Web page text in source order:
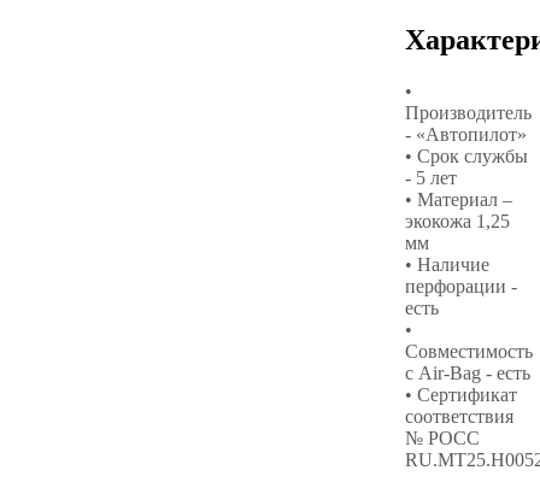
•
Производитель
- «Автопилот»
• Срок службы
- 5 лет
• Материал –
экокожа 1,25
мм
• Наличие
перфорации -
есть
•
Совместимость
с Air-Bag - есть
• Сертификат
соответствия
№ РОСС